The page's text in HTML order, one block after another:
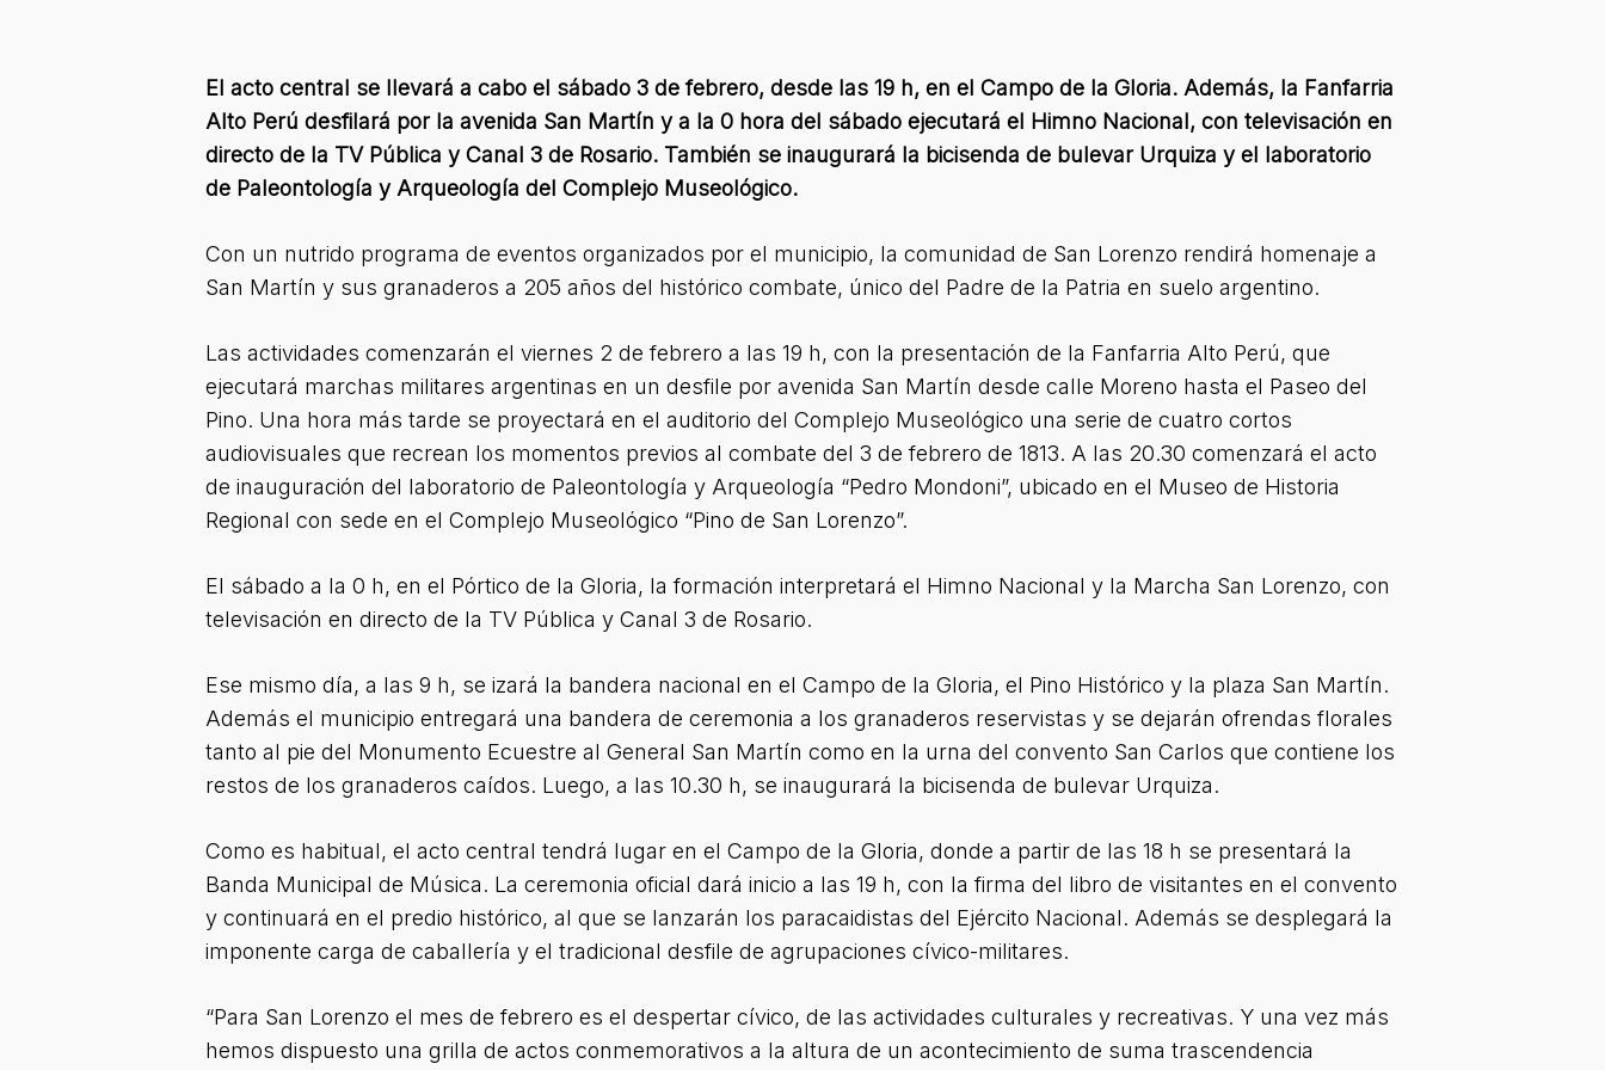
El acto central se llevará a cabo el sábado 3 de febrero, desde las 19 h, en el Campo de la Gloria. Además, la Fanfarria
Alto Perú desfilará por la avenida San Martín y a la 0 hora del sábado ejecutará el Himno Nacional, con televisación en
directo de la TV Pública y Canal 3 de Rosario. También se inaugurará la bicisenda de bulevar Urquiza y el laboratorio
de Paleontología y Arqueología del Complejo Museológico.
Con un nutrido programa de eventos organizados por el municipio, la comunidad de San Lorenzo rendirá homenaje a
San Martín y sus granaderos a 205 años del histórico combate, único del Padre de la Patria en suelo argentino.
Las actividades comenzarán el viernes 2 de febrero a las 19 h, con la presentación de la Fanfarria Alto Perú, que
ejecutará marchas militares argentinas en un desfile por avenida San Martín desde calle Moreno hasta el Paseo del
Pino. Una hora más tarde se proyectará en el auditorio del Complejo Museológico una serie de cuatro cortos
audiovisuales que recrean los momentos previos al combate del 3 de febrero de 1813. A las 20.30 comenzará el acto
de inauguración del laboratorio de Paleontología y Arqueología “Pedro Mondoni”, ubicado en el Museo de Historia
Regional con sede en el Complejo Museológico “Pino de San Lorenzo”.
El sábado a la 0 h, en el Pórtico de la Gloria, la formación interpretará el Himno Nacional y la Marcha San Lorenzo, con
televisación en directo de la TV Pública y Canal 3 de Rosario.
Ese mismo día, a las 9 h, se izará la bandera nacional en el Campo de la Gloria, el Pino Histórico y la plaza San Martín.
Además el municipio entregará una bandera de ceremonia a los granaderos reservistas y se dejarán ofrendas florales
tanto al pie del Monumento Ecuestre al General San Martín como en la urna del convento San Carlos que contiene los
restos de los granaderos caídos. Luego, a las 10.30 h, se inaugurará la bicisenda de bulevar Urquiza.
Como es habitual, el acto central tendrá lugar en el Campo de la Gloria, donde a partir de las 18 h se presentará la
Banda Municipal de Música. La ceremonia oficial dará inicio a las 19 h, con la firma del libro de visitantes en el convento
y continuará en el predio histórico, al que se lanzarán los paracaidistas del Ejército Nacional. Además se desplegará la
imponente carga de caballería y el tradicional desfile de agrupaciones cívico-militares.
“Para San Lorenzo el mes de febrero es el despertar cívico, de las actividades culturales y recreativas. Y una vez más
hemos dispuesto una grilla de actos conmemorativos a la altura de un acontecimiento de suma trascendencia